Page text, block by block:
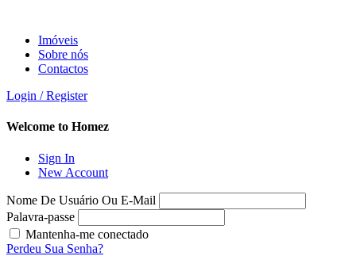
Imóveis
Sobre nós
Contactos
Login / Register
Welcome to Homez
Sign In
New Account
Nome De Usuário Ou E-Mail
Palavra-passe
Mantenha-me conectado
Perdeu Sua Senha?